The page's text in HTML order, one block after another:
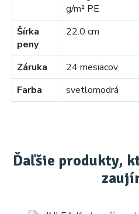
g/m² PE
Šírka
peny
22.0 cm
Záruka
24 mesiacov
Farba
svetlomodrá
Ďaľšie produkty,